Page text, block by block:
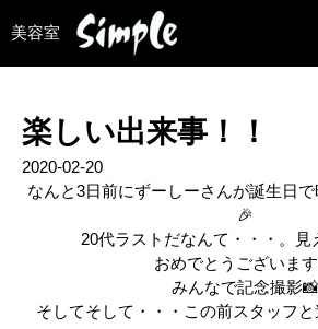
美容室
楽しい出来事！！
2020-02-20
なんと3日前にずーしーさんが誕生日
🎉
20代ラストだなんて・・・。見
おめでとうございま
みんなで記念撮影📸
そしてそして・・・この前スタッフ